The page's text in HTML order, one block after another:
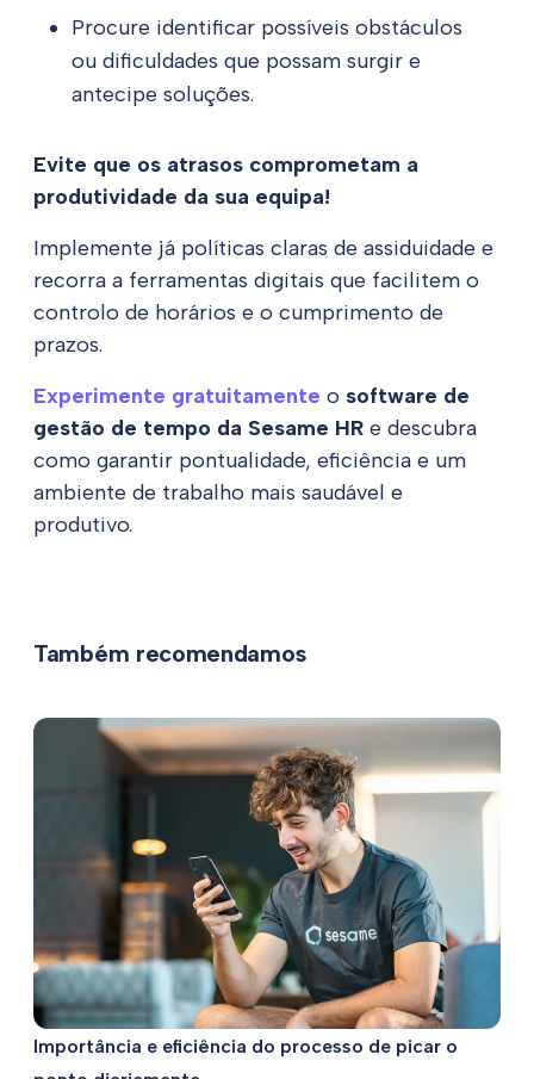
Procure identificar possíveis obstáculos
ou dificuldades que possam surgir e
antecipe soluções.
Evite que os atrasos comprometam a
produtividade da sua equipa!
Implemente já políticas claras de assiduidade e
recorra a ferramentas digitais que facilitem o
controlo de horários e o cumprimento de
prazos.
Experimente gratuitamente o software de
gestão de tempo da Sesame HR e descubra
como garantir pontualidade, eficiência e um
ambiente de trabalho mais saudável e
produtivo.
Também recomendamos
Importância e eficiência do processo de picar o